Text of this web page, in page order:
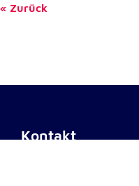
Zurück
Kontakt